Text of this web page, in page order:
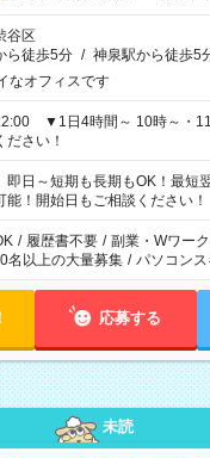
谷区
ら徒歩5分 / 神泉駅から徒歩5
なオフィスです
▼1日4時間～ 10時～・11
ださい！
即日～短期も長期もOK！最短
能！開始日もご相談ください！
/ 履歴書不要 / 副業・Wワー
名以上の大量募集 / パソコン
応募する
未読